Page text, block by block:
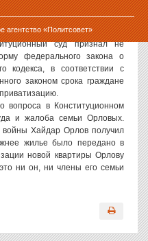
«Политсовет»
Конституции и отменил
о приватизации, вводившую
суд признал не
федерального закона о
кодекса, в соответствии с
законом срока граждане
вопроса в Конституционном
и жалоба семьи Орловых.
войны Хайдар Орлов получил
жилье было передано в
новой квартиры Орлову
ни он, ни члены его семьи